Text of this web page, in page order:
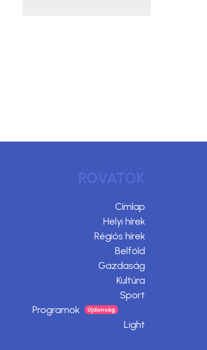
ROVATOK
Címlap
Helyi hírek
Régiós hírek
Belföld
Gazdaság
Kultúra
Sport
Programok
Light